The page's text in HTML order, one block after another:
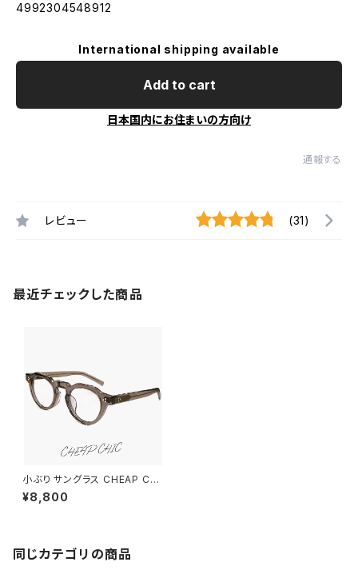
4992304548912
International shipping available
Add to cart
日本国内にお住まいの方向け
通報する
レビュー (31)
最近チェックした商品
小ぶり サングラス CHEAP CHI
C cc5026 br メンズ レディー
ス ユニセックス モデル 顔 小さ
ン 薄い色 uvカット グレー ライ
トカラー レンズ
¥8,800
同じカテゴリの商品